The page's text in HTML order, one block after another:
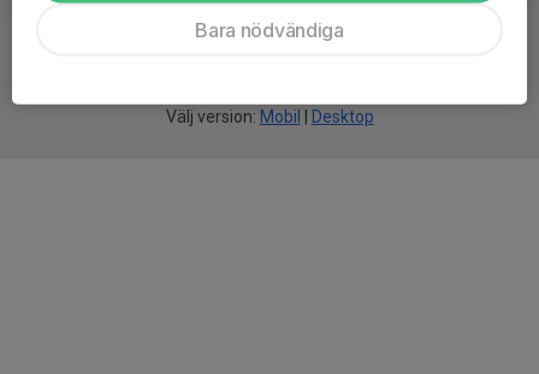
Välj version: Mobil Desktop
Bara nödvändiga